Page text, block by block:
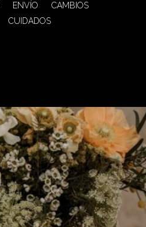
ENVÍO
CAMBIOS
CUIDADOS